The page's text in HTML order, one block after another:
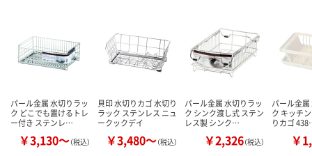
パール金属 水切りラッ
ク どこでも置けるトレ
ー付き ステンレ…
￥3,130～（税込）
貝印 水切りカゴ 水切り
ラック ステンレス ニュ
ークックデイ
￥3,480～（税込）
パール金属 水切りラッ
ク シンク渡し式 ステン
レス製 シンク…
￥2,326（税込）
パール金
ク キッチ
りカゴ
￥